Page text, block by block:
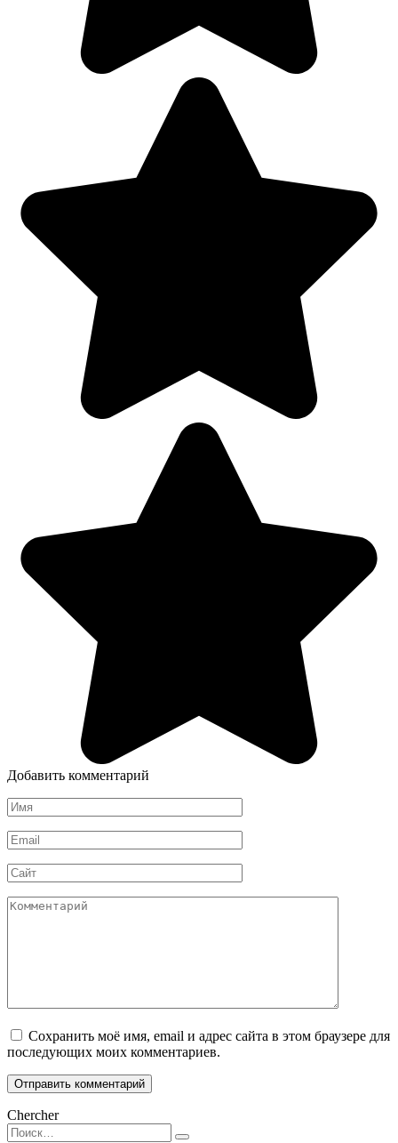
Добавить комментарий
Имя
*
Email
*
Сайт
Комментарий
Сохранить моё имя, email и адрес сайта в этом браузере для
последующих моих комментариев.
Chercher
Search